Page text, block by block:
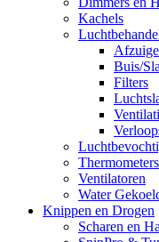
Kachels
Buis/
Filters
Thermometers
Ventilatoren
Water
Knippen en Drogen
Scharen en